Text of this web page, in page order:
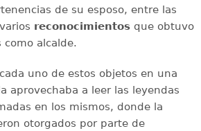
de su esposo, entre las
reconocimientosque obtuvo
como alcalde.
uno de estos objetos en una
aprovechaba a leer las leyendas
en los mismos, donde la
otorgados por parte de